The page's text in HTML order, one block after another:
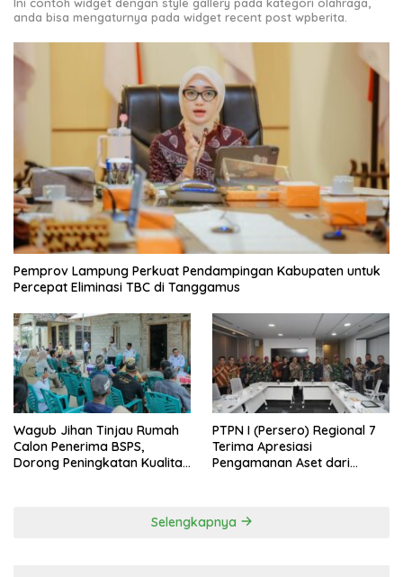
Ini contoh widget dengan style gallery pada kategori olahraga,
anda bisa mengaturnya pada widget recent post wpberita.
Pemprov Lampung Perkuat Pendampingan Kabupaten untuk
Percepat Eliminasi TBC di Tanggamus
Wagub Jihan Tinjau Rumah
Calon Penerima BSPS,
Dorong Peningkatan Kualitas
PTPN I (Persero) Regional 7
Terima Apresiasi
Pengamanan Aset dari
Selengkapnya